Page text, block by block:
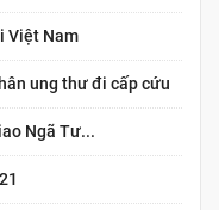
Việt Nam
ung thư đi cấp cứu
Ngã Tư...